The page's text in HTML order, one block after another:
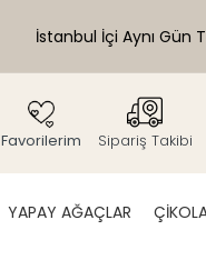
İstanbul İçi Aynı Gün
Favorilerim Sipariş Takibi
YAPAY AĞAÇLAR